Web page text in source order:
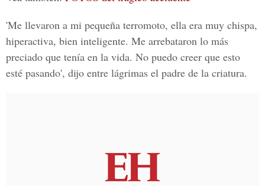
'Me llevaron a mi pequeña terromoto, ella era muy chispa,
hiperactiva, bien inteligente. Me arrebataron lo más
preciado que tenía en la vida. No puedo creer que esto
esté pasando', dijo entre lágrimas el padre de la criatura.